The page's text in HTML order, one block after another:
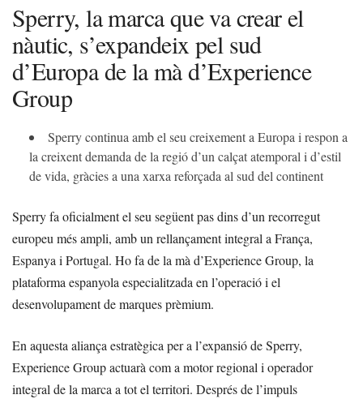
Sperry, la marca que va crear el
nàutic, s’expandeix pel sud
d’Europa de la mà d’Experience
Group
Sperry continua amb el seu creixement a Europa i respon a
la creixent demanda de la regió d’un calçat atemporal i d’estil
de vida, gràcies a una xarxa reforçada al sud del continent
Sperry fa oficialment el seu següent pas dins d’un recorregut
europeu més ampli, amb un rellançament integral a França,
Espanya i Portugal. Ho fa de la mà d’Experience Group, la
plataforma espanyola especialitzada en l’operació i el
desenvolupament de marques prèmium.
En aquesta aliança estratègica per a l’expansió de Sperry,
Experience Group actuarà com a motor regional i operador
integral de la marca a tot el territori. Després de l’impuls